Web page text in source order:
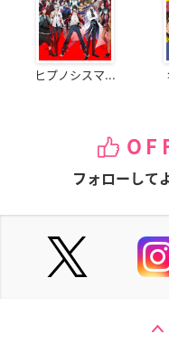
ヒプノシスマ...
フォローして